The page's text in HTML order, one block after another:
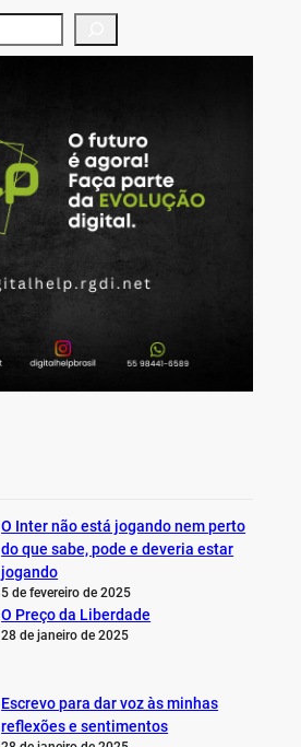
O Inter não está jogando nem perto
do que sabe, pode e deveria estar
jogando
5 de fevereiro de 2025
O Preço da Liberdade
28 de janeiro de 2025
Escrevo para dar voz às minhas
reflexões e sentimentos